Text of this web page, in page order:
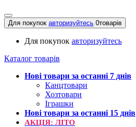
Для покупок авторизуйтесь 0товарів
Для покупок авторизуйтесь
Каталог товарів
Нові товари за останнi 7 днiв
Канцтовари
Хозтовари
Іграшки
Нові товари за останнi 15 днiв
АКЦІЯ: ЛІТО